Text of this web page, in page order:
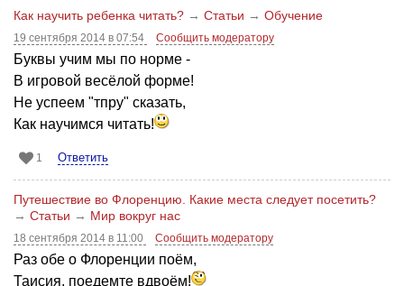
Как научить ребенка читать? → Статьи → Обучение
19 сентября 2014 в 07:54 Сообщить модератору
Буквы учим мы по норме -
В игровой весёлой форме!
Не успеем "тпру" сказать,
Как научимся читать!
1 Ответить
Путешествие во Флоренцию. Какие места следует посетить?
→ Статьи → Мир вокруг нас
18 сентября 2014 в 11:00 Сообщить модератору
Раз обе о Флоренции поём,
Таисия, поедемте вдвоём!